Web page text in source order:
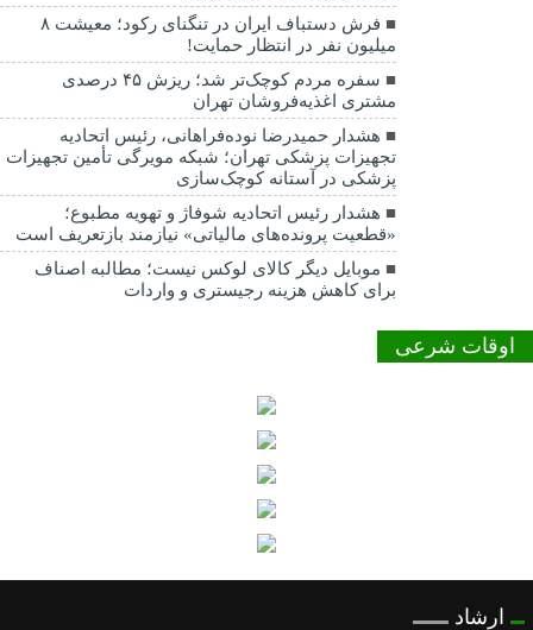
فرش دستباف ایران در تنگنای رکود؛ معیشت ۸
میلیون نفر در انتظار حمایت!
سفره مردم کوچک‌تر شد؛ ریزش ۴۵ درصدی
مشتری اغذیه‌فروشان تهران
هشدار حمیدرضا نوده‌فراهانی، رئیس اتحادیه
تجهیزات پزشکی تهران؛ شبکه مویرگی تأمین تجهیزات
پزشکی در آستانه کوچک‌سازی
هشدار رئیس اتحادیه شوفاژ و تهویه مطبوع؛
«قطعیت پرونده‌های مالیاتی» نیازمند بازتعریف است
موبایل دیگر کالای لوکس نیست؛ مطالبه اصناف
برای کاهش هزینه رجیستری و واردات
اوقات شرعی
ارشاد